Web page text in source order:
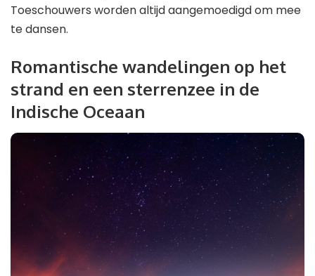
Toeschouwers worden altijd aangemoedigd om mee
te dansen.
Romantische wandelingen op het
strand en een sterrenzee in de
Indische Oceaan